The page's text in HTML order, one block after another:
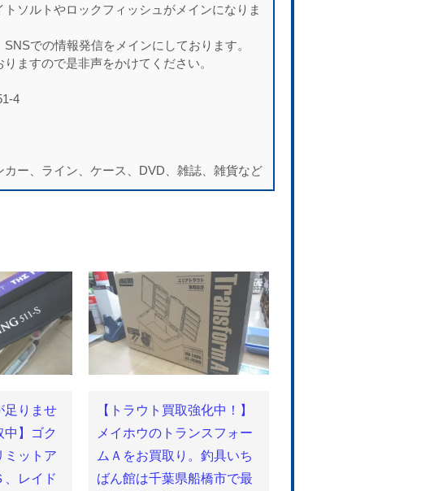
ソルトやロックフィッシュがメインになりま
での情報発信をメインにしております。
ますので是非声をかけてください。
4
ー、ライン、ケース、DVD、雑誌、雑貨など
足りませ
中】ゴク
ミットア
、レイド
【トラウト買取強化中！】
メイホウのトランスフォー
ムＡをお買取り。釣具いち
ばん館は千葉県船橋市で最